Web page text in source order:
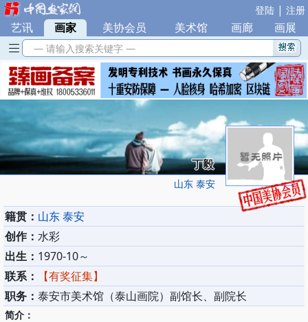
登陆 | 注册
艺讯 | 画家 美协会员 美术馆 画廊 画展
— 请输入搜索关键字 —
丁毅
山东 泰安
籍贯： 山东 泰安
创作： 水彩
出生： 1970-10～
联系：
【有奖征集】
职务： 泰安市美术馆（泰山画院）副馆长、副院长
简介：